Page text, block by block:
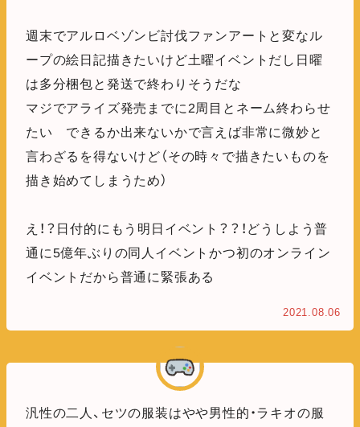
週末でアルロベゾンビ討伐ファンアートと変なル
ープの絵日記描きたいけど土曜イベントだし日曜
は多分梱包と発送で終わりそうだな
マジでアライズ発売までに2周目とネーム終わらせ
たい できるか出来ないかで言えば非常に微妙と
言わざるを得ないけど（その時々で描きたいものを
描き始めてしまうため）
え！？日付的にもう明日イベント？？！どうしよう普
通に5億年ぶりの同人イベントかつ初のオンライン
イベントだから普通に緊張ある
2021.08.06
汎性の二人、セツの服装はやや男性的・ラキオの服